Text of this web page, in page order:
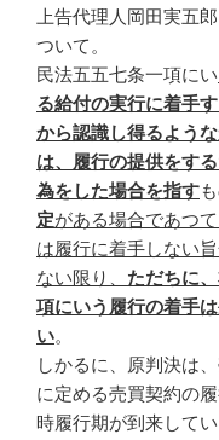
上告代理人岡田実五
ついて。
民法五五七条一項にい
る給付の実行に着手
から認識し得るよう
は、履行の提供をす
為をした場合を指す
定がある場合であつ
は履行に着手しない
ない限り、 ただちに
項にいう履行の着手
い。
しかるに、原判決は
に定める売買契約の
時履行期が到来して